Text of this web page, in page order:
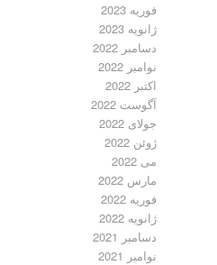
فوریه 2023
ژانویه 2023
دسامبر 2022
نوامبر 2022
اکتبر 2022
آگوست 2022
جولای 2022
ژوئن 2022
می 2022
مارس 2022
فوریه 2022
ژانویه 2022
دسامبر 2021
نوامبر 2021